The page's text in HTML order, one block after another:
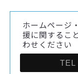
ホームページ
援に関するこ
わせください
TEL